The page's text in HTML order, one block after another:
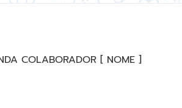
COLABORADOR [ NOME ]